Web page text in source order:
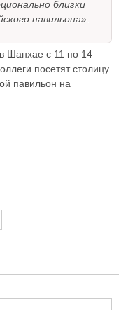
близки
павильона».
Шанхае с 11 по 14
посетят столицу
павильон на